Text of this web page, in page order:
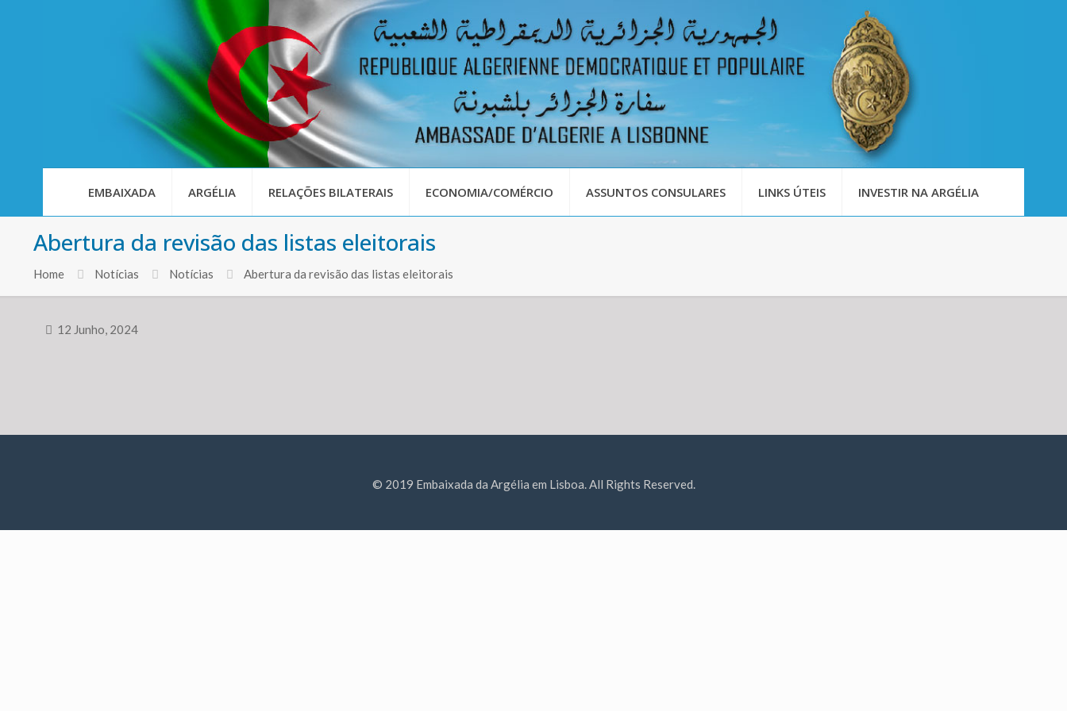
EMBAIXADA ARGÉLIA RELAÇÕES BILATERAIS ECONOMIA/COMÉRCIO ASSUNTOS CONSULARES LINKS ÚTEIS INVESTIR NA ARGÉLIA
Abertura da revisão das listas eleitorais
Home Notícias Notícias Abertura da revisão das listas eleitorais
12 Junho, 2024
© 2019 Embaixada da Argélia em Lisboa. All Rights Reserved.